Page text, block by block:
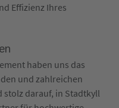
Effizienz Ihres
haben uns das
und zahlreichen
stolz darauf, in Stadtkyll